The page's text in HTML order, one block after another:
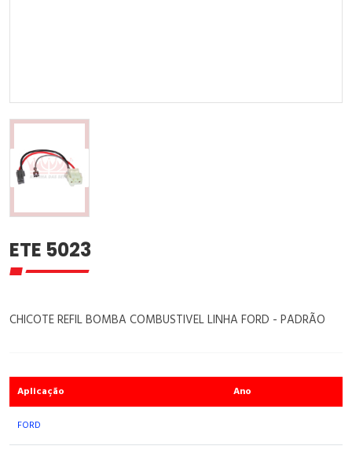
ETE 5023
CHICOTE REFIL BOMBA COMBUSTIVEL LINHA FORD - PADRÃO
Aplicação Ano
FORD